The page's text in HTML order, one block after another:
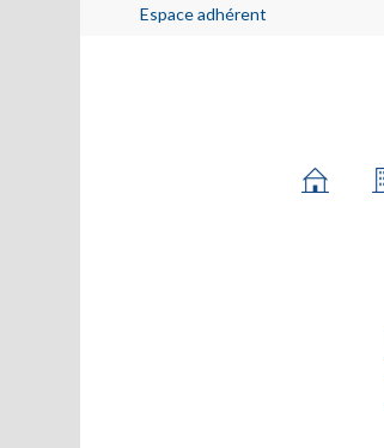
Espace adhérent